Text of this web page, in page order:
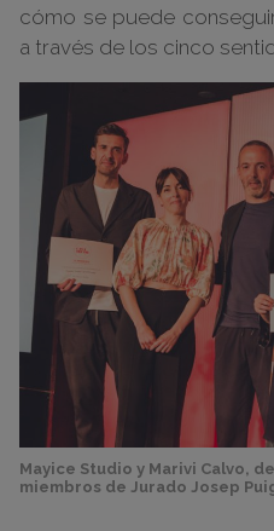
cómo se puede
a través de los cinco
Mayice Studio y Marivi Calvo,
miembros de Jurado Josep